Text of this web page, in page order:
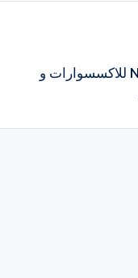
كود خصم نورفاند Norvand للاكسسوارات و